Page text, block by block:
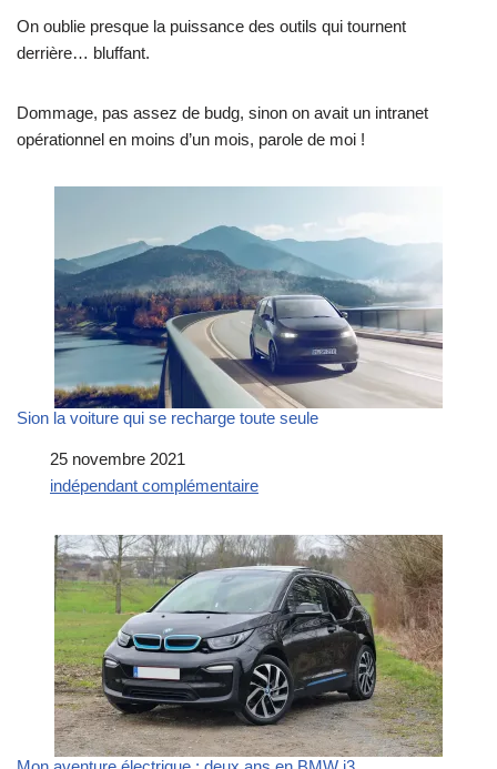
On oublie presque la puissance des outils qui tournent
derrière… bluffant.
Dommage, pas assez de budg, sinon on avait un intranet
opérationnel en moins d’un mois, parole de moi !
Sion la voiture qui se recharge toute seule
Date25 novembre 2021
Par rapport à
indépendant complémentaire